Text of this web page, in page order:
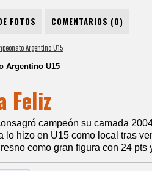
FOTOS COMENTARIOS (0)
Argentino U15
Argentino U15
Feliz
campeón su camada
lo hizo en U15 como local tras
como gran figura con 24 pts